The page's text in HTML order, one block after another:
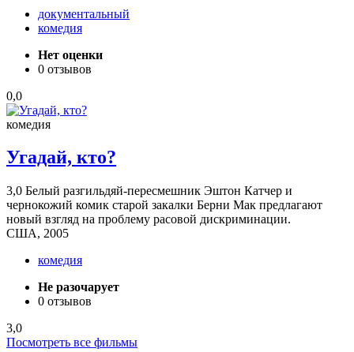
документальный
комедия
Нет оценки
0 отзывов
0,0
комедия
Угадай, кто?
3,0 Белый разгильдяй-пересмешник Эштон Катчер и
чернокожий комик старой закалки Берни Мак предлагают
новый взгляд на проблему расовой дискриминации.
США, 2005
комедия
Не разочарует
0 отзывов
3,0
Посмотреть все фильмы